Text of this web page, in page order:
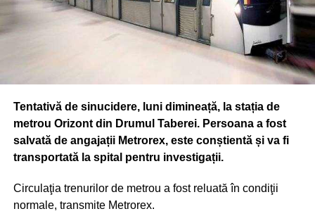
Tentativă de sinucidere, luni dimineață, la stația de
metrou Orizont din Drumul Taberei. Persoana a fost
salvată de angajații Metrorex, este conștientă și va fi
transportată la spital pentru investigații.
Circulaţia trenurilor de metrou a fost reluată în condiţii
normale, transmite Metrorex.